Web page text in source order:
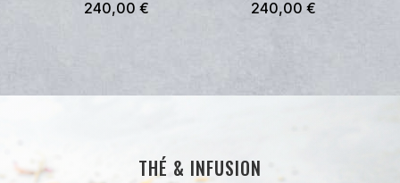
240,00€ 240,00 €
THÉ & INFUSION